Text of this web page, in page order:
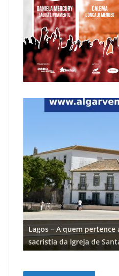
Lagos – A quem
sacristia da Igreja de